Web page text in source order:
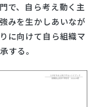
で、自ら考え動く主
みを生かしあいなが
に向けて自ら組織マ
する。